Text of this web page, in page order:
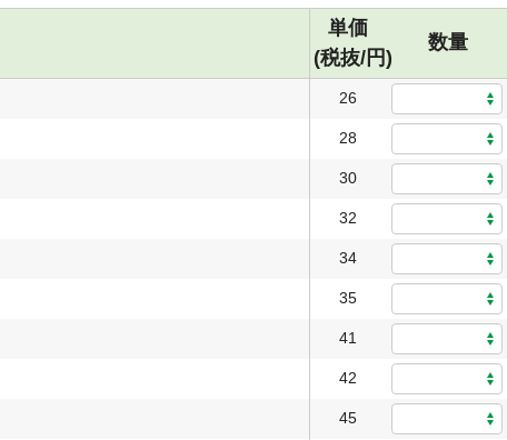
単価
(税抜/円)
数量
26
28
30
32
34
35
41
42
45